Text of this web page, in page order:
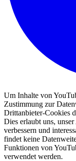
Um Inhalte von
Zustimmung zur
Drittanbieter-Cookies
Dies erlaubt uns,
verbessern und
findet keine
Funktionen von
verwendet werden.